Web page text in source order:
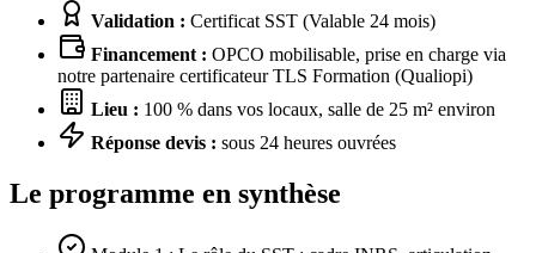
Validation : Certificat SST (Valable 24 mois)
Financement : OPCO mobilisable, prise en charge via
notre partenaire certificateur TLS Formation (Qualiopi)
Lieu : 100 % dans vos locaux, salle de 25 m² environ
Réponse devis : sous 24 heures ouvrées
Le programme en synthèse